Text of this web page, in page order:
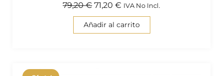
79,20€ 71,20 € IVA No Incl.
Añadir al carrito